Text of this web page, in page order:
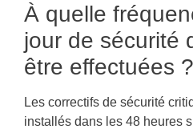
À quelle
jour de sécurité
être effectuées ?
Les correctifs de sécurité
installés dans les 48 heures